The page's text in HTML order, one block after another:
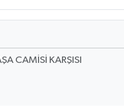
CAMİSİ KARŞISI